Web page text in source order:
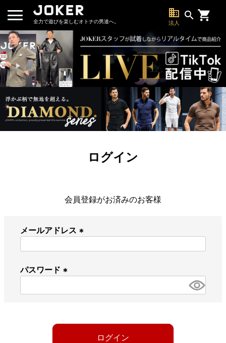
全力で遊びを楽しむオトナの男達へ。
business
法人
search
ログイン
会員登録がお済みのお客様
メールアドレス
パスワード
必
ログイン